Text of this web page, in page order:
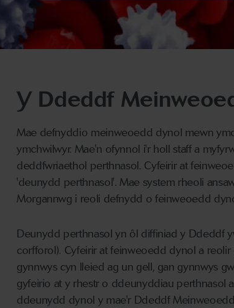
Y Ddeddf
Mae defnyddio meinweoedd dynol mewn
ymchwilwyr. Mae'n ofynnol i'r holl staff a
deddfwriaethol perthnasol. Cyfeirir at
'deunydd perthnasol'. Mae system rheoli
Morgannwg i reoli defnydd o feinweoedd
Deunydd perthnasol yn ôl diffiniad y Ddeddf
corfforol). Cyfeirir at feinweoedd dynol a
gynnwys cyn lleied ag un gell, gan gynnwys
gyfeirio at y rhestr o ddeunyddiau perthnasol
ddeunydd dynol y mae'r Ddeddf